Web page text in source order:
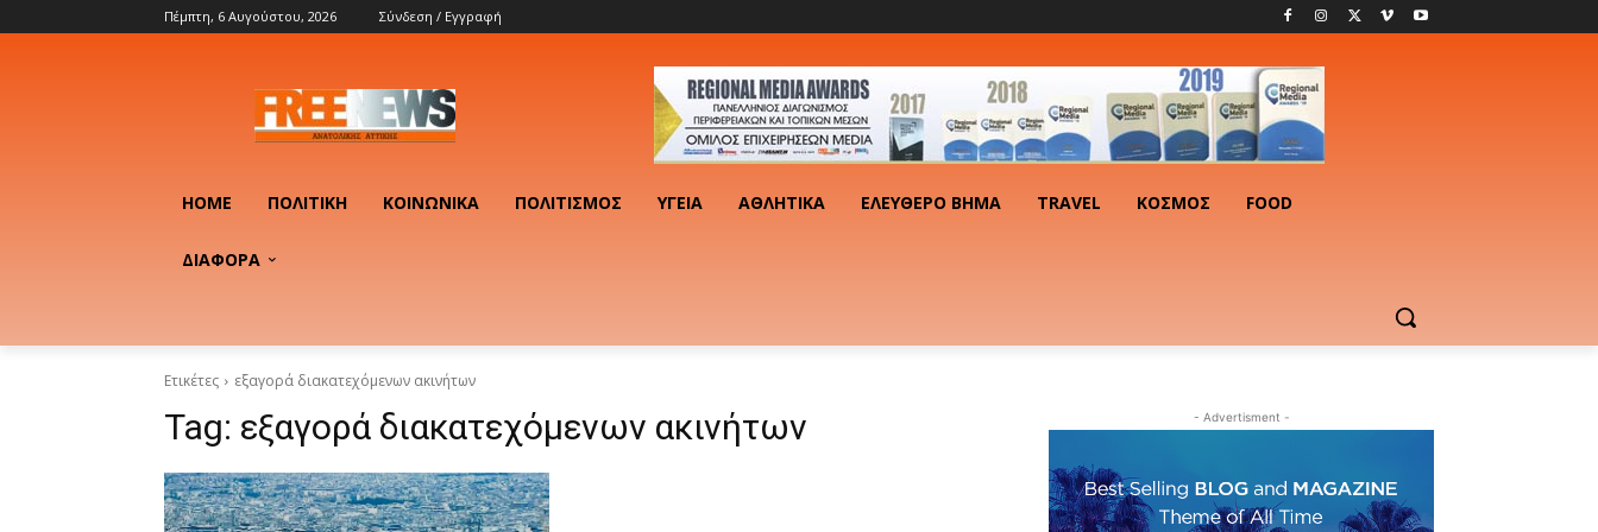
Πέμπτη, 6 Αυγούστου, 2026 Σύνδεση / Εγγραφή
HOME ΠΟΛΙΤΙΚΉ ΚΟΙΝΩΝΙΚΆ ΠΟΛΙΤΙΣΜΌΣ ΥΓΕΊΑ ΑΘΛΗΤΙΚΆ ΕΛΕΎΘΕΡΟ ΒΉΜΑ TRAVEL ΚΟΣΜΟΣ FOOD
ΔΙΑΦΟΡΑ
Ετικέτες εξαγορά διακατεχόμενων ακινήτων
Tag: εξαγορά διακατεχόμενων ακινήτων - Advertisment -